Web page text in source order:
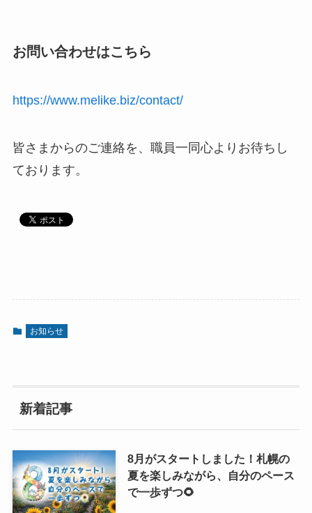
お問い合わせはこちら
https://www.melike.biz/contact/
皆さまからのご連絡を、職員一同心よりお待ちし
ております。
お知らせ
新着記事
8月がスタートしました！札幌の
夏を楽しみながら、自分のペース
で一歩ずつ🌻